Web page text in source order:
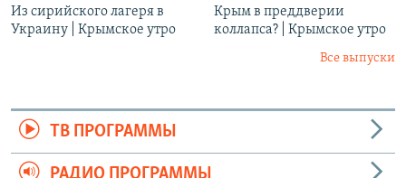
Из сирийского лагеря в
Украину | Крымское утро
Крым в преддверии
коллапса? | Крымское утро
Все выпуски
ТВ ПРОГРАММЫ
РАДИО ПРОГРАММЫ